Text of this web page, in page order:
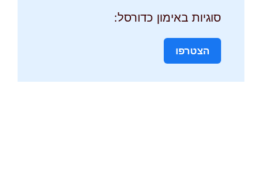
סוגיות באימון כדורסל:
הצטרפו